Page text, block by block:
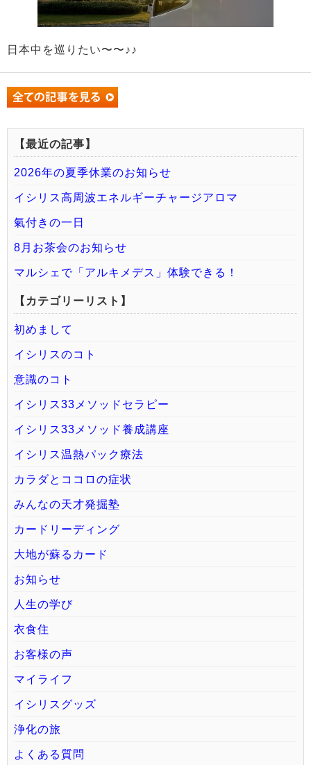
日本中を巡りたい〜〜♪♪
【最近の記事】
2026年の夏季休業のお知らせ
イシリス高周波エネルギーチャージアロマ
氣付きの一日
8月お茶会のお知らせ
マルシェで「アルキメデス」体験できる！
【カテゴリーリスト】
初めまして
イシリスのコト
意識のコト
イシリス33メソッドセラピー
イシリス33メソッド養成講座
イシリス温熱パック療法
カラダとココロの症状
みんなの天才発掘塾
カードリーディング
大地が蘇るカード
お知らせ
人生の学び
衣食住
お客様の声
マイライフ
イシリスグッズ
浄化の旅
よくある質問